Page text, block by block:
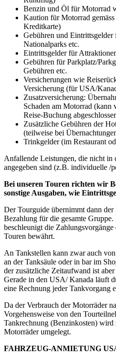
Benzin und Öl für Motorrad
Kaution für Motorrad
Kreditkarte)
Gebühren und Eintrittsgelder
Nationalparks etc.
Eintrittsgelder für
Gebühren für Parkplatz/
Gebühren etc.
Versicherungen wie
Versicherung (für USA/
Zusatzversicherung:
Schaden am Motorrad (kann
Reise-Buchung
Zusätzliche Gebühren der
(teilweise bei
Trinkgelder (im Restaurant
Anfallende Leistungen, die nicht in
angegeben sind (z.B. individuelle /
Bei unseren Touren richten wir
sonstige Ausgaben, wie
Der Tourguide übernimmt dann
Bezahlung für die gesamte Gruppe.
beschleunigt die
Touren bewährt.
An Tankstellen kann zwar auch
an der Tanksäule oder in bar im
der zusätzliche Zeitaufwand ist
Gerade in den USA/ Kanada läuft
eine Rechnung jeder Tankvorgang
Da der Verbrauch der Motorräder
Vorgehensweise von den
Tankrechnung (Benzinkosten)
Motorräder umgelegt.
FAHRZEUG-ANMIETUNG